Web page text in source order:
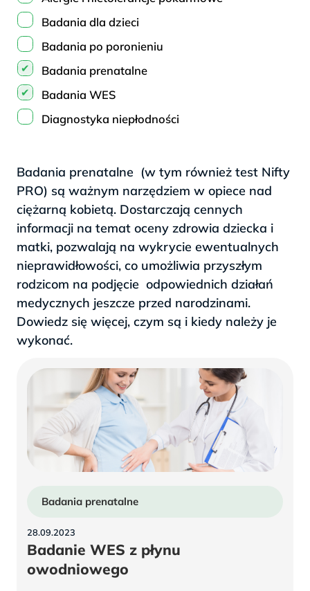
Badania dla dzieci
Badania po poronieniu
Badania prenatalne
Badania WES
Diagnostyka niepłodności
Test zdrady
Testy na ojcostwo i pokrewieństwo
Test NIFTY
Trombofilia wrodzona
Zakrzepica
Badania prenatalne (w tym również test Nifty
PRO) są ważnym narzędziem w opiece nad
ciężarną kobietą. Dostarczają cennych
informacji na temat oceny zdrowia dziecka i
matki, pozwalają na wykrycie ewentualnych
nieprawidłowości, co umożliwia przyszłym
rodzicom na podjęcie odpowiednich działań
medycznych jeszcze przed narodzinami.
Dowiedz się więcej, czym są i kiedy należy je
wykonać.
Badania prenatalne
28.09.2023
Badanie WES z płynu
owodniowego